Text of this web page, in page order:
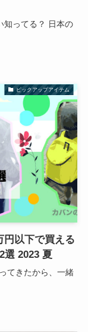
知ってる？ 日本の
ピックアップアイテム
円以下で買える
選 2023 夏
てきたから、一緒